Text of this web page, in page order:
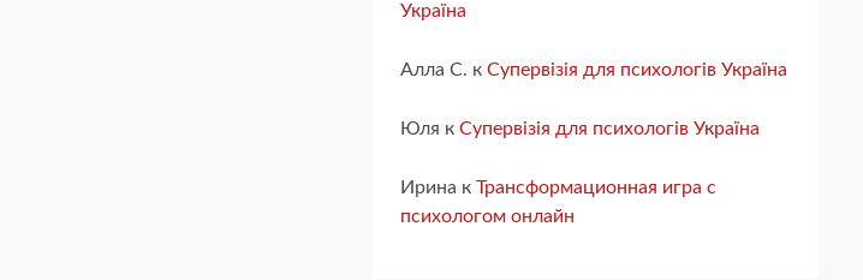
Україна
Алла С. к Супервізія для психологів Україна
Юля к Супервізія для психологів Україна
Ирина к Трансформационная игра с
психологом онлайн